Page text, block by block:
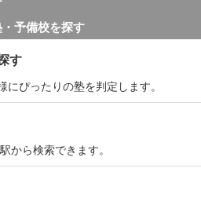
予備校を探す
す
ぴったりの塾を判定します。
から検索できます。